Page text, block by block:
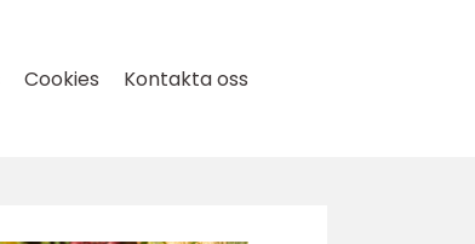
Cookies Kontakta oss